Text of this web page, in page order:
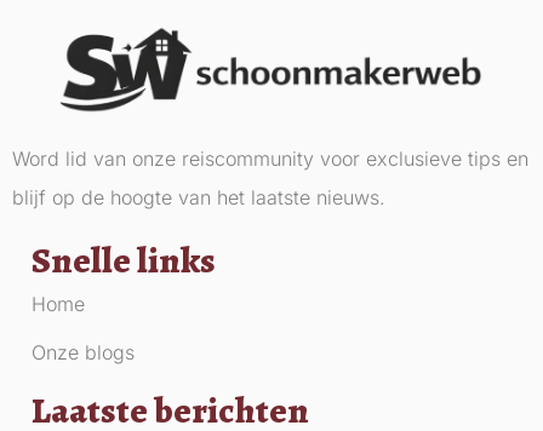
Word lid van onze reiscommunity voor exclusieve tips en
blijf op de hoogte van het laatste nieuws.
Snelle links
Home
Onze blogs
Laatste berichten